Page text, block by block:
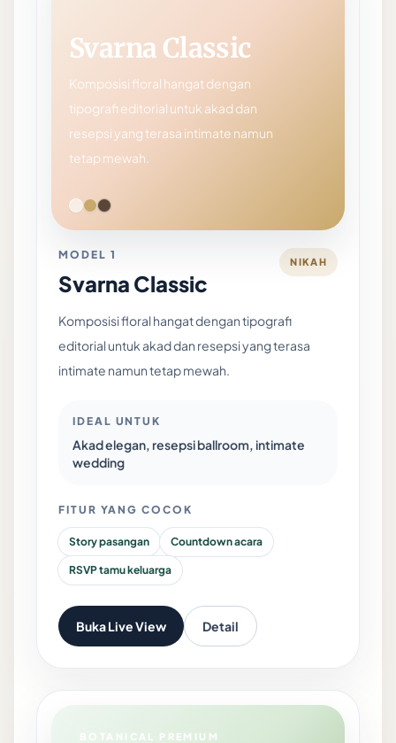
Svarna Classic
Komposisi floral hangat dengan
tipografi editorial untuk akad dan
resepsi yang terasa intimate namun
tetap mewah.
MODEL 1
Svarna Classic
NIKAH
Komposisi floral hangat dengan tipografi
editorial untuk akad dan resepsi yang terasa
intimate namun tetap mewah.
IDEAL UNTUK
Akad elegan, resepsi ballroom, intimate
wedding
FITUR YANG COCOK
Story pasangan Countdown acara
RSVP tamu keluarga
Buka Live View Detail
BOTANICAL PREMIUM